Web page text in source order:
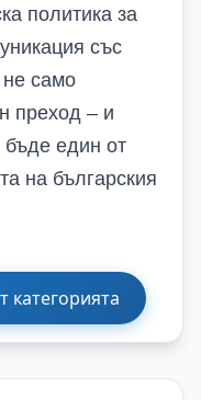
политика за
със
не само
преход – и
бъде един от
на българския
категорията